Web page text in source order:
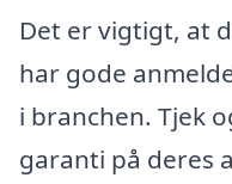
Det er vigtigt, at
har gode
i branchen. Tjek
garanti på deres